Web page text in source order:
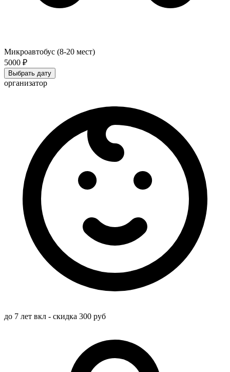
Микроавтобус (8-20 мест)
5000 ₽
Выбрать дату
организатор
до 7 лет вкл - скидка 300 руб